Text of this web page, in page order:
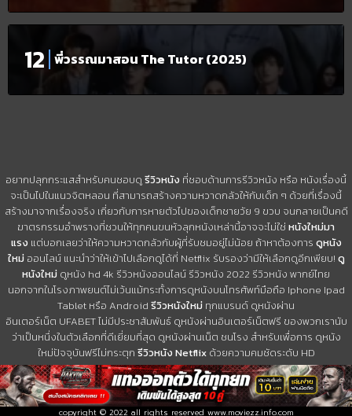
พี่วรรณมาสอน The Tutor (2025)
อยากปลุกกระแสสำหรับคนชอบดูรีวิวหนัง ที่ชอบด้านการรีวิวหนัง หรือ หนังเรื่องนี้
จะเป็นไปในแนวจิตหลอน ที่สามารถสร้างความหวาดกลัวให้กับเด็ก ๆ ด้วยที่เรื่องนี้
สร้างมาจากเรื่องจริง เกี่ยวกับการหายตัวไปของเด็กชายวัย 9 ขวบ จนกลายเป็นคดี
ฆาตรกรรมอำพรางที่ชวนให้ทุกคนขนหัวลุกหนังเหล่านี้อาจจะไม่ใช่ หนังใหม่มา
แรง แต่บอกเลยว่าให้ความหวาดกลัวกับผู้ที่รับชมอยู่ไม่น้อย ถ้าหาต้องการ ดูหนัง
ใหม่ ออนไลน์ แนะนำว่าให้เข้าไปเลือกดูได้ที่ Netflix รับรองว่ามีให้เลือกดูอีกเพียบ! ดู
หนังใหม่ ดูหนัง hd 4k รีวิวหนังออนไลน์ รีวิวหนัง 2022 รีวิวหนัง พากย์ไทย
นอกจากในโรงภาพยนต์ไม่เว้นแม้กระทั้งการดูหนังบนโทรศัพท์มือถือ Iphone Ipad
Tablet หรือ Android รีวิวหนังใหม่ ทุกแบรนด์ ดูหนังผ่าน
อินเตอร์เน็ต UFABET ไม่มีประชาสัมพันธ์ ดูหนังผ่านอินเตอร์เน็ตฟรี ของพวกเรานับ
ว่าเป็นหนึ่งในตัวเลือกที่ดีเยี่ยมที่สุด ดูหนังผ่านเน็ต ชนโรง สำหรับเพื่อการ ดูหนัง
ใหม่ปัจจุบันฟรีไม่กระตุก รีวิวหนัง Netflix ด้วยความคมชัดระดับ HD
copyright © 2022 all rights reserved www.moviezz.info.com